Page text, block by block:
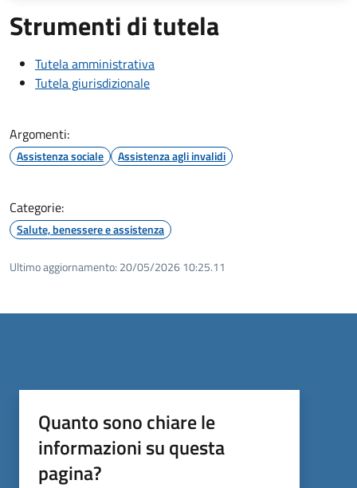
Strumenti di tutela
Tutela amministrativa
Tutela giurisdizionale
Argomenti:
Assistenza sociale Assistenza agli invalidi
Categorie:
Salute, benessere e assistenza
Ultimo aggiornamento: 20/05/2026 10:25.11
Quanto sono chiare le
informazioni su questa
pagina?